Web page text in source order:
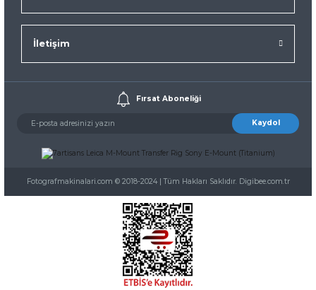
İletişim
Fırsat Aboneliği
Kaydol
Fotografmakinalari.com © 2018-2024 | Tüm Hakları Saklıdır. Digibee.com.tr